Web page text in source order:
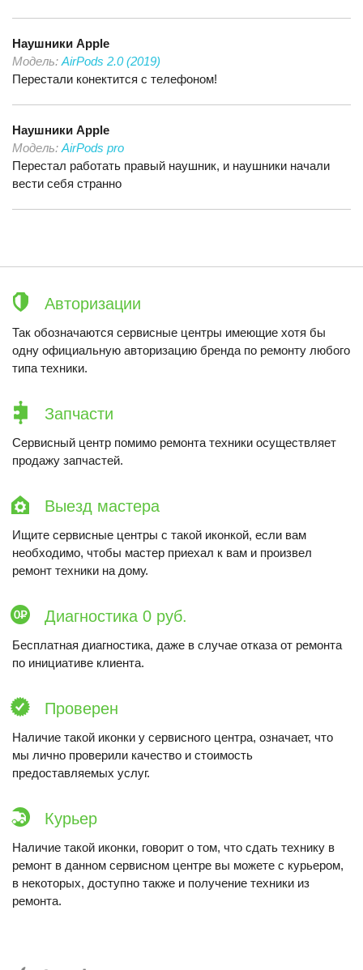
Наушники Apple
Модель: AirPods 2.0 (2019)
Перестали конектится с телефоном!
Наушники Apple
Модель: AirPods pro
Перестал работать правый наушник, и наушники начали
вести себя странно
Авторизации
Так обозначаются сервисные центры имеющие хотя бы
одну официальную авторизацию бренда по ремонту любого
типа техники.
Запчасти
Сервисный центр помимо ремонта техники осуществляет
продажу запчастей.
Выезд мастера
Ищите сервисные центры с такой иконкой, если вам
необходимо, чтобы мастер приехал к вам и произвел
ремонт техники на дому.
Диагностика 0 руб.
Бесплатная диагностика, даже в случае отказа от ремонта
по инициативе клиента.
Проверен
Наличие такой иконки у сервисного центра, означает, что
мы лично проверили качество и стоимость
предоставляемых услуг.
Курьер
Наличие такой иконки, говорит о том, что сдать технику в
ремонт в данном сервисном центре вы можете с курьером,
в некоторых, доступно также и получение техники из
ремонта.